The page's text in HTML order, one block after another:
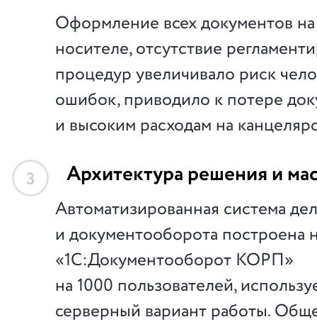
Оформление всех документов
носителе, отсутствие
процедур увеличивало риск
ошибок, приводило к потере
и высоким расходам на
3 Архитектура решения и
Автоматизированная система
и документооборота построена
«1С:Документооборот КОРП»
на 1000 пользователей,
серверный вариант работы.